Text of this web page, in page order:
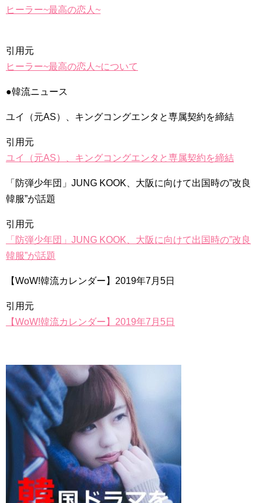
ヒーラー~最高の恋人~
引用元
ヒーラー~最高の恋人~について
●韓流ニュース
ユイ（元AS）、キングコングエンタと専属契約を締結
引用元
ユイ（元AS）、キングコングエンタと専属契約を締結
「防弾少年団」JUNG KOOK、大阪に向けて出国時の”改良
韓服”が話題
引用元
「防弾少年団」JUNG KOOK、大阪に向けて出国時の”改良
韓服”が話題
【WoW!韓流カレンダー】2019年7月5日
引用元
【WoW!韓流カレンダー】2019年7月5日